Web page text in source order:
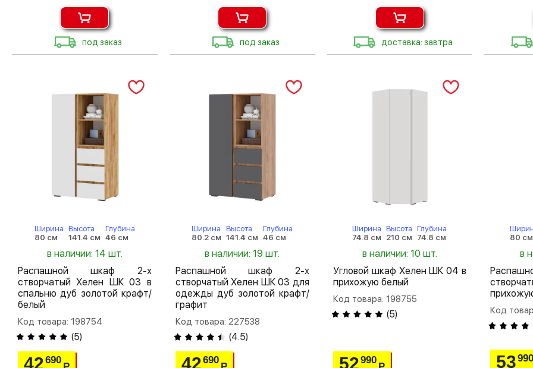
под заказ под заказ доставка: завтра
Ширина
80 см
Высота
141.4 см
Глубина
46 см
в наличии: 14 шт.
Распашной шкаф 2-х
створчатый Хелен ШК 03 в
спальню дуб золотой крафт/
белый
Код товара: 198754
(5)
42690
Ширина
80.2 см
Высота
141.4 см
Глубина
46 см
в наличии: 19 шт.
Распашной шкаф 2-х
створчатый Хелен ШК 03 для
одежды дуб золотой крафт/
графит
Код товара: 227538
(4.5)
42690
Ширина
74.8 см
Высота
210 см
Глубина
74.8 см
в наличии: 10 шт.
Угловой шкаф Хелен ШК 04 в
прихожую белый
Код товара: 198755
(5)
52990
80 см
в
Код
53990